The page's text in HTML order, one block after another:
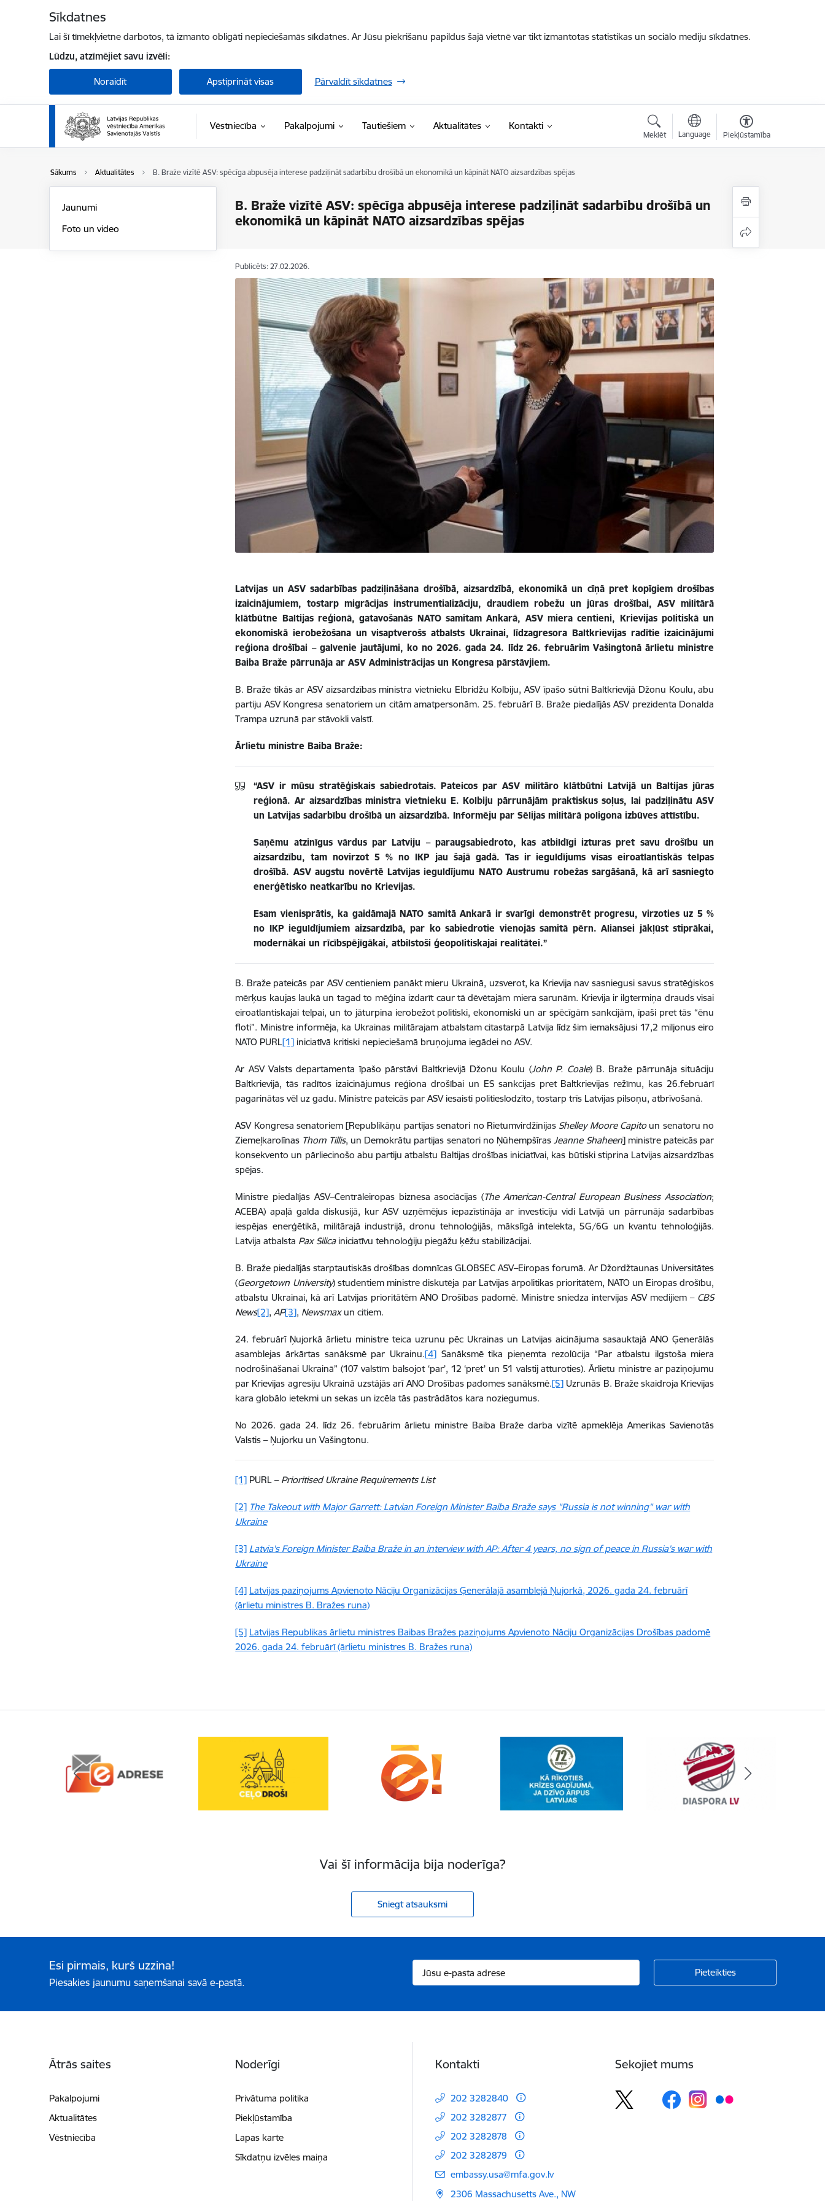
Sīkdatnes
Lai šī tīmekļvietne darbotos, tā izmanto obligāti nepieciešamās sīkdatnes. Ar Jūsu piekrišanu papildus šajā vietnē var tikt izmantotas statistikas un sociālo mediju sīkdatnes.
Lūdzu, atzīmējiet savu izvēli:
Noraidīt Apstiprināt visas Pārvaldīt sīkdatnes
Vēstniecība Pakalpojumi Tautiešiem Aktualitātes Kontakti
Meklēt Language Piekļūstamība
Sākums Aktualitātes B. Braže vizītē ASV: spēcīga abpusēja interese padziļināt sadarbību drošībā un ekonomikā un kāpināt NATO aizsardzības spējas
B. Braže vizītē ASV: spēcīga abpusēja interese padziļināt sadarbību drošībā un
ekonomikā un kāpināt NATO aizsardzības spējas
Jaunumi
Foto un video
Publicēts: 27.02.2026.
Latvijas un ASV sadarbības padziļināšana drošībā, aizsardzībā, ekonomikā un cīņā pret kopīgiem drošības
izaicinājumiem, tostarp migrācijas instrumentializāciju, draudiem robežu un jūras drošībai, ASV militārā
klātbūtne Baltijas reģionā, gatavošanās NATO samitam Ankarā, ASV miera centieni, Krievijas politiskā un
ekonomiskā ierobežošana un visaptverošs atbalsts Ukrainai, līdzagresora Baltkrievijas radītie izaicinājumi
reģiona drošībai – galvenie jautājumi, ko no 2026. gada 24. līdz 26. februārim Vašingtonā ārlietu ministre
Baiba Braže pārrunāja ar ASV Administrācijas un Kongresa pārstāvjiem.
B. Braže tikās ar ASV aizsardzības ministra vietnieku Elbridžu Kolbiju, ASV īpašo sūtni Baltkrievijā Džonu Koulu, abu
partiju ASV Kongresa senatoriem un citām amatpersonām. 25. februārī B. Braže piedalījās ASV prezidenta Donalda
Trampa uzrunā par stāvokli valstī.
Ārlietu ministre Baiba Braže:
“ASV ir mūsu stratēģiskais sabiedrotais. Pateicos par ASV militāro klātbūtni Latvijā un Baltijas jūras
reģionā. Ar aizsardzības ministra vietnieku E. Kolbiju pārrunājām praktiskus soļus, lai padziļinātu ASV
un Latvijas sadarbību drošībā un aizsardzībā. Informēju par Sēlijas militārā poligona izbūves attīstību.
Saņēmu atzinīgus vārdus par Latviju – paraugsabiedroto, kas atbildīgi izturas pret savu drošību un
aizsardzību, tam novirzot 5 % no IKP jau šajā gadā. Tas ir ieguldījums visas eiroatlantiskās telpas
drošībā. ASV augstu novērtē Latvijas ieguldījumu NATO Austrumu robežas sargāšanā, kā arī sasniegto
enerģētisko neatkarību no Krievijas.
Esam vienisprātis, ka gaidāmajā NATO samitā Ankarā ir svarīgi demonstrēt progresu, virzoties uz 5 %
no IKP ieguldījumiem aizsardzībā, par ko sabiedrotie vienojās samitā pērn. Aliansei jākļūst stiprākai,
modernākai un rīcībspējīgākai, atbilstoši ģeopolitiskajai realitātei.”
B. Braže pateicās par ASV centieniem panākt mieru Ukrainā, uzsverot, ka Krievija nav sasniegusi savus stratēģiskos
mērķus kaujas laukā un tagad to mēģina izdarīt caur tā dēvētajām miera sarunām. Krievija ir ilgtermiņa drauds visai
eiroatlantiskajai telpai, un to jāturpina ierobežot politiski, ekonomiski un ar spēcīgām sankcijām, īpaši pret tās “ēnu
floti”. Ministre informēja, ka Ukrainas militārajam atbalstam citastarpā Latvija līdz šim iemaksājusi 17,2 miljonus eiro
NATO PURL[1] iniciatīvā kritiski nepieciešamā bruņojuma iegādei no ASV.
Ar ASV Valsts departamenta īpašo pārstāvi Baltkrievijā Džonu Koulu (John P. Coale) B. Braže pārrunāja situāciju
Baltkrievijā, tās radītos izaicinājumus reģiona drošībai un ES sankcijas pret Baltkrievijas režīmu, kas 26.februārī
pagarinātas vēl uz gadu. Ministre pateicās par ASV iesaisti politieslodzīto, tostarp trīs Latvijas pilsoņu, atbrīvošanā.
ASV Kongresa senatoriem [Republikāņu partijas senatori no Rietumvirdžīnijas Shelley Moore Capitoun senatoru no
Ziemeļkarolīnas Thom Tillis, un Demokrātu partijas senatori no ŅūhempšīrasJeanne Shaheen] ministre pateicās par
konsekvento un pārliecinošo abu partiju atbalstu Baltijas drošības iniciatīvai, kas būtiski stiprina Latvijas aizsardzības
spējas.
Ministre piedalījās ASV–Centrāleiropas biznesa asociācijas (The American-Central European Business Association;
ACEBA) apaļā galda diskusijā, kur ASV uzņēmējus iepazīstināja ar investīciju vidi Latvijā un pārrunāja sadarbības
iespējas enerģētikā, militārajā industrijā, dronu tehnoloģijās, mākslīgā intelekta, 5G/6G un kvantu tehnoloģijās.
Latvija atbalsta Pax Silicainiciatīvu tehnoloģiju piegāžu ķēžu stabilizācijai.
B. Braže piedalījās starptautiskās drošības domnīcas GLOBSEC ASV–Eiropas forumā. Ar Džordžtaunas Universitātes
(Georgetown University) studentiem ministre diskutēja par Latvijas ārpolitikas prioritātēm, NATO un Eiropas drošību,
atbalstu Ukrainai, kā arī Latvijas prioritātēm ANO Drošības padomē. Ministre sniedza intervijas ASV medijiem – CBS
News[2], AP[3], Newsmaxun citiem.
24. februārī Ņujorkā ārlietu ministre teica uzrunu pēc Ukrainas un Latvijas aicinājuma sasauktajā ANO Ģenerālās
asamblejas ārkārtas sanāksmē par Ukrainu.[4]Sanāksmē tika pieņemta rezolūcija “Par atbalstu ilgstoša miera
nodrošināšanai Ukrainā” (107 valstīm balsojot ‘par’, 12 ‘pret’ un 51 valstij atturoties). Ārlietu ministre ar paziņojumu
par Krievijas agresiju Ukrainā uzstājās arī ANO Drošības padomes sanāksmē.[5] Uzrunās B. Braže skaidroja Krievijas
kara globālo ietekmi un sekas un izcēla tās pastrādātos kara noziegumus.
No 2026. gada 24. līdz 26. februārim ārlietu ministre Baiba Braže darba vizītē apmeklēja Amerikas Savienotās
Valstis – Ņujorku un Vašingtonu.
[1] PURL – Prioritised Ukraine Requirements List
[2] The Takeout with Major Garrett: Latvian Foreign Minister Baiba Braže says "Russia is not winning" war with
Ukraine
[3] Latvia's Foreign Minister Baiba Braže in an interview with AP: After 4 years, no sign of peace in Russia’s war with
Ukraine
[4] Latvijas paziņojums Apvienoto Nāciju Organizācijas Ģenerālajā asamblejā Ņujorkā, 2026. gada 24. februārī
(ārlietu ministres B. Bražes runa)
[5] Latvijas Republikas ārlietu ministres Baibas Bražes paziņojums Apvienoto Nāciju Organizācijas Drošības padomē
2026. gada 24. februārī (ārlietu ministres B. Bražes runa)
Vai šī informācija bija noderīga?
Sniegt atsauksmi
Esi pirmais, kurš uzzina!
Piesakies jaunumu saņemšanai savā e-pastā.
Ātrās saites
Pakalpojumi
Aktualitātes
Vēstniecība
Noderīgi
Privātuma politika
Piekļūstamība
Lapas karte
Sīkdatņu izvēles maiņa
Kontakti
202 3282840
202 3282877
202 3282878
202 3282879
E-pasts:
embassy.usa@mfa.gov.lv
2306 Massachusetts Ave., NW
Sekojiet mums